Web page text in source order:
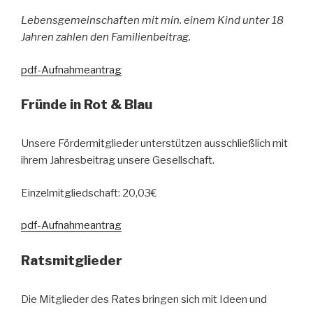
Lebensgemeinschaften mit min. einem Kind unter 18
Jahren zahlen den Familienbeitrag.
pdf-Aufnahmeantrag
Fründe in Rot & Blau
Unsere Fördermitglieder unterstützen ausschließlich mit
ihrem Jahresbeitrag unsere Gesellschaft.
Einzelmitgliedschaft: 20,03€
pdf-Aufnahmeantrag
Ratsmitglieder
Die Mitglieder des Rates bringen sich mit Ideen und